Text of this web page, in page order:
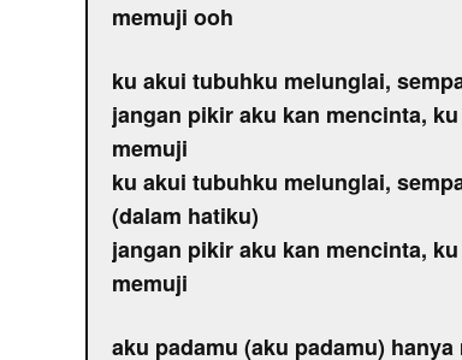
memuji ooh
ku akui tubuhku melunglai,
jangan pikir aku kan mencinta,
memuji
ku akui tubuhku melunglai,
(dalam hatiku)
jangan pikir aku kan mencinta,
memuji
aku padamu (aku padamu)